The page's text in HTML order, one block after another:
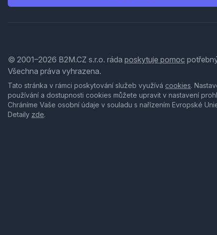
© 2001–2026 B2M.CZ s.r.o. ráda poskytuje pomoc
Všechna práva vyhrazena.
Tato stránka v rámci poskytování služeb využívá cookies.
používání a dostupnosti cookies můžete upravit v nastavení
Chráníme Vaše osobní údaje v souladu s nařízením Evropské
Detaily zde.